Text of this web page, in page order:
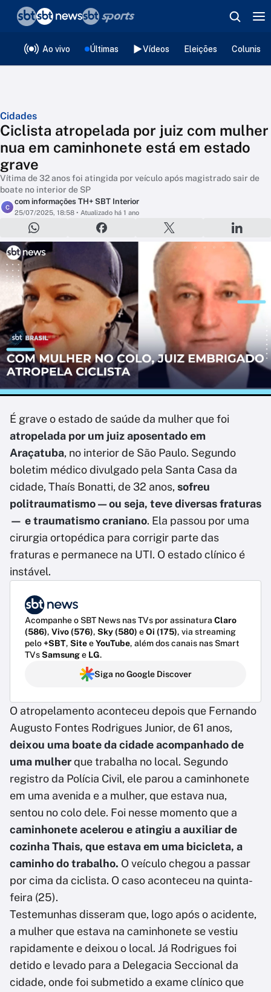
Ao vivo Últimas Vídeos Eleições
Cidades
Ciclista atropelada por juiz com mulher
nua em caminhonete está em estado
grave
Vítima de 32 anos foi atingida por veículo após magistrado sair de
boate no interior de SP
C
com informações TH+ SBT Interior
25/07/2025, 18:58 • Atualizado há 1 ano
É grave o estado de saúde da mulher que foi
atropelada por um juiz aposentado em
Araçatuba, no interior de São Paulo. Segundo
boletim médico divulgado pela Santa Casa da
cidade, Thaís Bonatti, de 32 anos, sofreu
politraumatismo — ou seja, teve diversas fraturas
— e traumatismo craniano. Ela passou por uma
cirurgia ortopédica para corrigir parte das
fraturas e permanece na UTI. O estado clínico é
instável.
Acompanhe o SBT News nas TVs por assinatura Claro
(586), Vivo (576), Sky (580) eOi (175), via streaming
pelo+SBT, SiteeYouTube, além dos canais nas Smart
TVsSamsunge LG.
Siga no Google Discover
O atropelamento aconteceu depois que Fernando
Augusto Fontes Rodrigues Junior, de 61 anos,
deixou uma boate da cidade acompanhado de
uma mulherque trabalha no local. Segundo
registro da Polícia Civil, ele parou a caminhonete
em uma avenida e a mulher, que estava nua,
sentou no colo dele. Foi nesse momento que a
caminhonete acelerou e atingiu a auxiliar de
cozinha Thais, que estava em uma bicicleta, a
caminho do trabalho. O veículo chegou a passar
por cima da ciclista. O caso aconteceu na quinta-
feira (25).
Testemunhas disseram que, logo após o acidente,
a mulher que estava na caminhonete se vestiu
rapidamente e deixou o local. Já Rodrigues foi
detido e levado para a Delegacia Seccional da
cidade, onde foi submetido a exame clínico que
❮voltar
Editorias